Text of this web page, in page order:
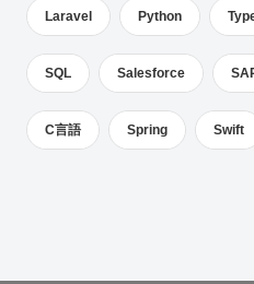
Laravel Python
SQL Salesforce
C言語 Spring Swift